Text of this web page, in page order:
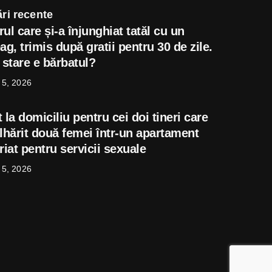
recente
care și-a înjunghiat tatăl cu un
trimis după gratii pentru 30 de zile.
e bărbatul?
2026
la domiciliu pentru cei doi tineri care
două femei într-un apartament
pentru servicii sexuale
2026